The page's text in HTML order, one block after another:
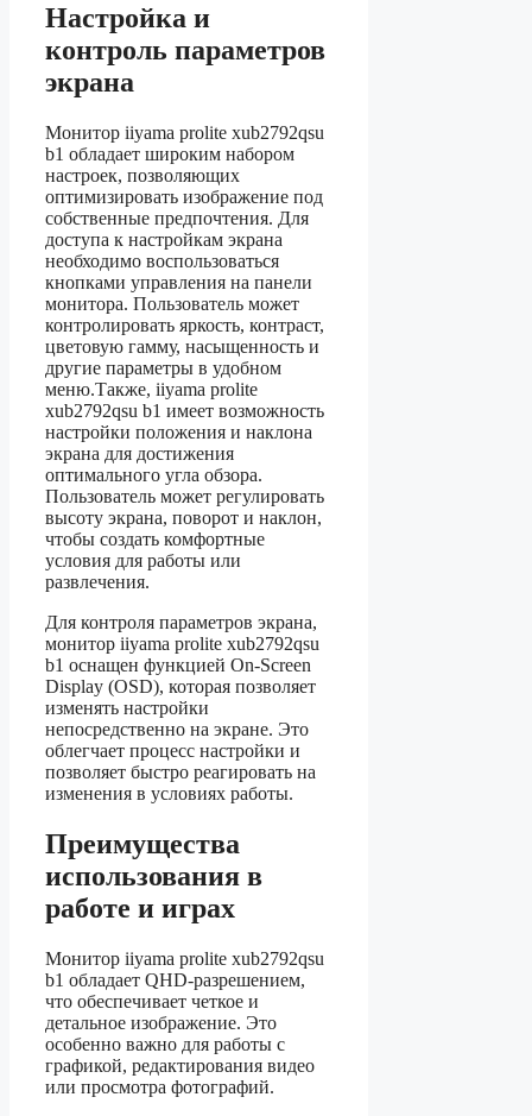
Настройка и
контроль параметров
экрана
Монитор iiyama prolite xub2792qsu
b1 обладает широким набором
настроек, позволяющих
оптимизировать изображение под
собственные предпочтения. Для
доступа к настройкам экрана
необходимо воспользоваться
кнопками управления на панели
монитора. Пользователь может
контролировать яркость, контраст,
цветовую гамму, насыщенность и
другие параметры в удобном
меню.Также, iiyama prolite
xub2792qsu b1 имеет возможность
настройки положения и наклона
экрана для достижения
оптимального угла обзора.
Пользователь может регулировать
высоту экрана, поворот и наклон,
чтобы создать комфортные
условия для работы или
развлечения.
Для контроля параметров экрана,
монитор iiyama prolite xub2792qsu
b1 оснащен функцией On-Screen
Display (OSD), которая позволяет
изменять настройки
непосредственно на экране. Это
облегчает процесс настройки и
позволяет быстро реагировать на
изменения в условиях работы.
Преимущества
использования в
работе и играх
Монитор iiyama prolite xub2792qsu
b1 обладает QHD-разрешением,
что обеспечивает четкое и
детальное изображение. Это
особенно важно для работы с
графикой, редактирования видео
или просмотра фотографий.